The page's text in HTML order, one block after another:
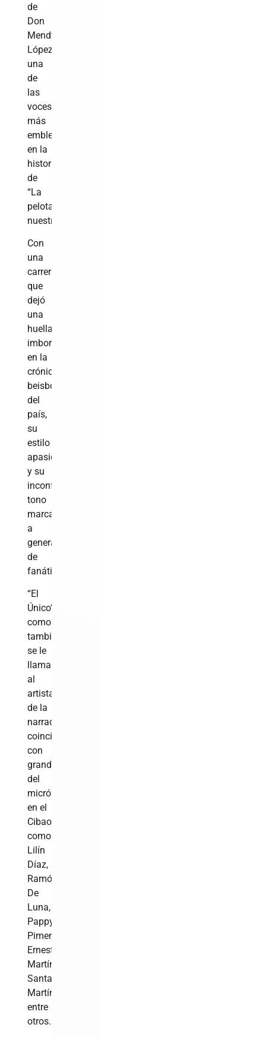
de
Don
Mendy
López,
una
de
las
voces
más
emblemáticas
en la
historia
de
“La
pelota
nuestra”.
Con
una
carrera
que
dejó
una
huella
imborrable
en la
crónica
beisbolera
del
país,
su
estilo
apasionado
y su
inconfundible
tono
marcaron
a
generaciones
de
fanáticos.
“El
Único”,
como
también
se le
llamaba
al
artista
de la
narración,
coincidió
con
grandes
del
micrófono
en el
Cibao,
como
Lilín
Díaz,
Ramón
De
Luna,
Pappy
Pimentel,
Ernesto
Martínez,
Santana
Martínez,
entre
otros.